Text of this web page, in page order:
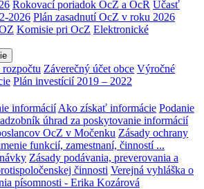
Rokovací poriadok OcZ a OcR Účasť
2026 Plán zasadnutí OcZ v roku 2026
Komisie pri OcZ Elektronické
rozpočtu Záverečný účet obce Výročné
Plán investícií 2019 – 2022
informácií Ako získať informácie Podanie
úhrad za poskytovanie informácií
OcZ v Močenku Zásady ochrany
funkcií, zamestnaní, činností ...
Zásady podávania, preverovania a
činnosti Verejná vyhláška o
písomnosti - Erika Kozárová